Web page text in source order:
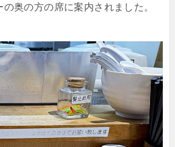
奥の方の席に案内されました。